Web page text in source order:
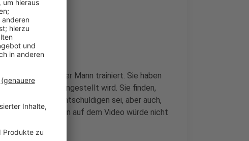
aus, die der Mann trainiert. Sie haben
Trainer wieder eingestellt wird. Sie finden,
der nicht zu entschuldigen sei, aber auch,
Sein Verhalten auf dem Video würde nicht